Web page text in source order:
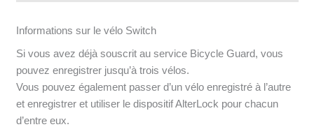
Informations sur le vélo Switch
Si vous avez déjà souscrit au service Bicycle Guard, vous
pouvez enregistrer jusqu’à trois vélos.
Vous pouvez également passer d’un vélo enregistré à l’autre
et enregistrer et utiliser le dispositif AlterLock pour chacun
d’entre eux.